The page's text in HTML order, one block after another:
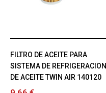
FILTRO DE ACEITE PARA
SISTEMA DE REFRIGERACION
DE ACEITE TWIN AIR 140120